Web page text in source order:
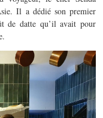
Il a dédié son premier
de datte qu’il avait pour